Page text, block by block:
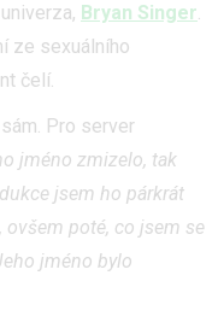
Bryan Singer.
ze sexuálního
čelí.
Pro server
jméno zmizelo, tak
jsem ho párkrát
poté, co jsem se
jméno bylo